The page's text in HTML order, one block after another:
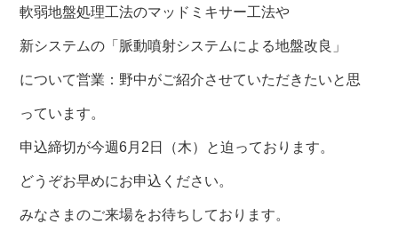
軟弱地盤処理工法のマッドミキサー工法や
新システムの「脈動噴射システムによる地盤改良」
について営業：野中がご紹介させていただきたいと思
っています。
申込締切が今週6月2日（木）と迫っております。
どうぞお早めにお申込ください。
みなさまのご来場をお待ちしております。